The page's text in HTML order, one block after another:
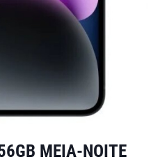
MEIA-NOITE